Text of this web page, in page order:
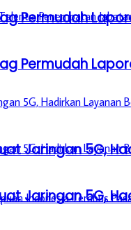
Permudah
Jaringan 5G,
Permudah
Jaringan 5G,